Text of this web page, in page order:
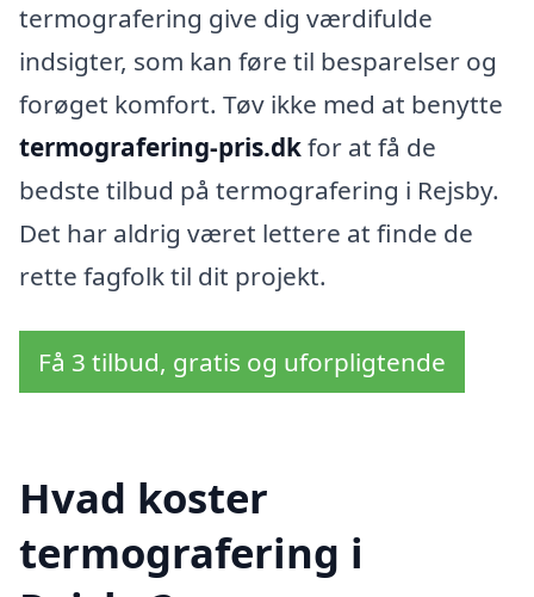
termografering give dig værdifulde
indsigter, som kan føre til besparelser og
forøget komfort. Tøv ikke med at benytte
termografering-pris.dkfor at få de
bedste tilbud på termografering i Rejsby.
Det har aldrig været lettere at finde de
rette fagfolk til dit projekt.
Få 3 tilbud, gratis og uforpligtende
Hvad koster
termografering i